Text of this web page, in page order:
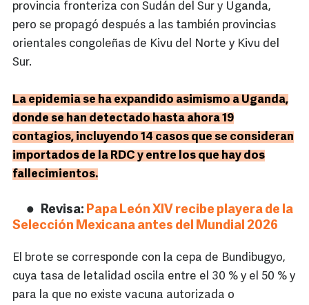
provincia fronteriza con Sudán del Sur y Uganda,
pero se propagó después a las también provincias
orientales congoleñas de Kivu del Norte y Kivu del
Sur.
La epidemia se ha expandido asimismo a Uganda,
donde se han detectado hasta ahora 19
contagios, incluyendo 14 casos que se consideran
importados de la RDC y entre los que hay dos
fallecimientos.
Revisa: Papa León XIV recibe playera de la
Selección Mexicana antes del Mundial 2026
El brote se corresponde con la cepa de Bundibugyo,
cuya tasa de letalidad oscila entre el 30 % y el 50 % y
para la que no existe vacuna autorizada o